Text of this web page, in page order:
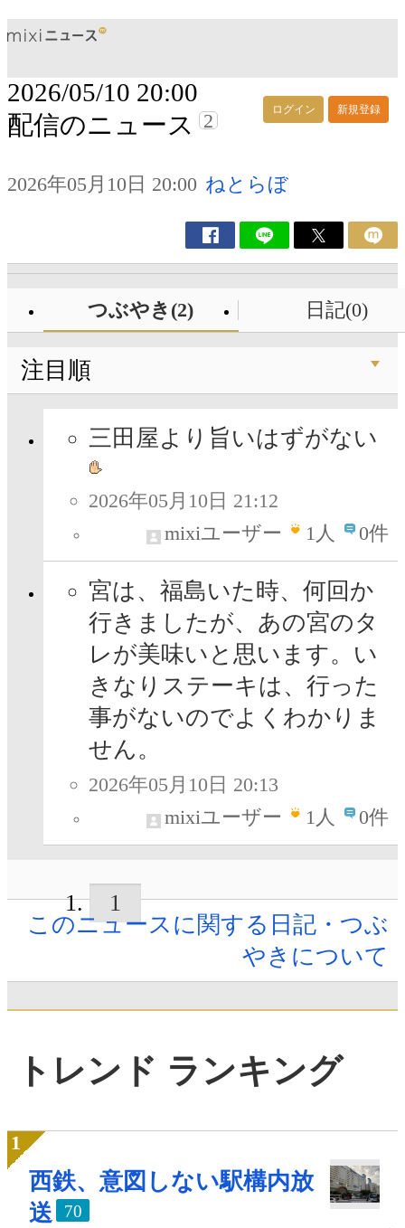
ログイン 新規登録
2026/05/10 20:00
配信のニュース
2
2026年05月10日 20:00 ねとらぼ
つぶやき(2) 日記(0)
注目順
三田屋より旨いはずがない
2026年05月10日 21:12
mixiユーザー
1人 0件
宮は、福島いた時、何回か
行きましたが、あの宮のタ
レが美味いと思います。い
きなりステーキは、行った
事がないのでよくわかりま
せん。
2026年05月10日 20:13
mixiユーザー
1人 0件
1
このニュースに関する日記・つぶ
やきについて
トレンド ランキング
西鉄、意図しない駅構内放
送
70